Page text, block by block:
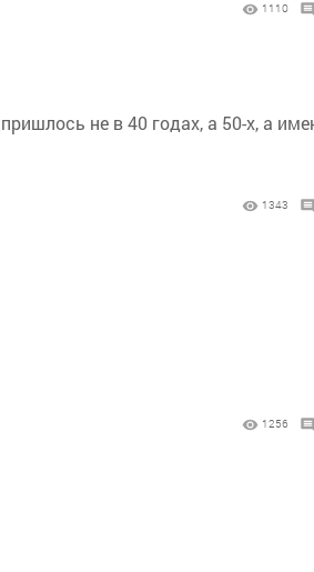
1110
не в 40 годах, а 50-х, а
1343
1256